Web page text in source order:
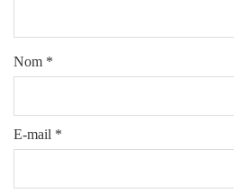
Nom *
E-mail *